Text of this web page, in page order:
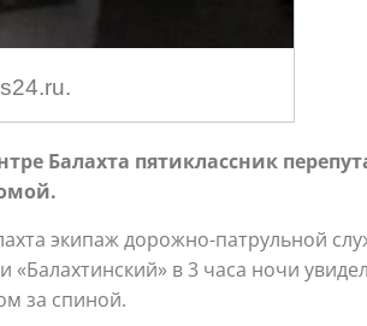
Балахта пятиклассник
экипаж дорожно-патрульной
в 3 часа ночи
за спиной.